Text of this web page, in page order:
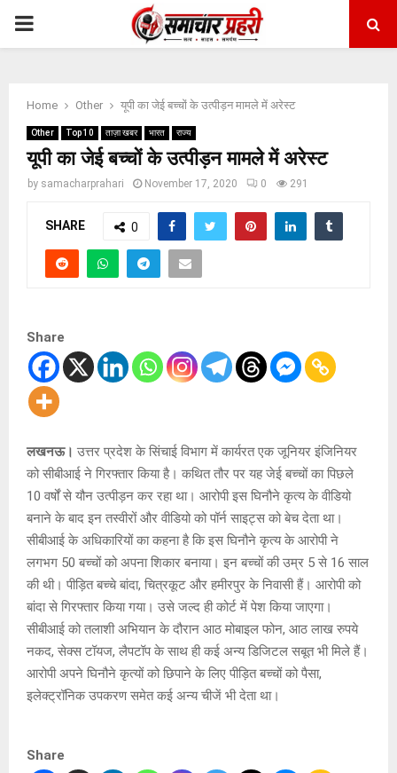
PRIMARY
Home Other यूपी का जेई बच्चों के उत्पीड़न मामले में अरेस्ट
Other Top 10 ताज़ा खबर भारत राज्य
यूपी का जेई बच्चों के उत्पीड़न मामले में अरेस्ट
by samacharprahari November 17, 2020 0 291
SHARE 0
Share
लखनऊ। उत्तर प्रदेश के सिंचाई विभाग में कार्यरत एक जूनियर इंजिनियर
को सीबीआई ने गिरफ्तार किया है। कथित तौर पर यह जेई बच्चों का पिछले
10 वर्षों से यौन उत्पीड़न कर रहा था। आरोपी इस घिनौने कृत्य के वीडियो
बनाने के बाद इन तस्वीरों और वीडियो को पॉर्न साइट्स को बेच देता था।
सीबीआई के अधिकारियों का कहना है कि इस घिनौने कृत्य के आरोपी ने
लगभग 50 बच्चों को अपना शिकार बनाया। इन बच्चों की उम्र 5 से 16 साल
की थी। पीड़ित बच्चे बांदा, चित्रकूट और हमीरपुर के निवासी हैं। आरोपी को
बांदा से गिरफ्तार किया गया। उसे जल्द ही कोर्ट में पेश किया जाएगा।
सीबीआई को तलाशी अभियान के दौरान आठ मोबाइल फोन, आठ लाख रुपये
नकद, सेक्स टॉयज, लैपटॉप के साथ ही कई अन्य डिजिटल सबूत भी मिले हैं।
आरोपी अपने घिनौने कृत्यों को छिपाने के लिए पीड़ित बच्चों को पैसा,
इलेक्ट्रॉनिक उपकरण समेत कई अन्य चीजें भी देता था।
Share